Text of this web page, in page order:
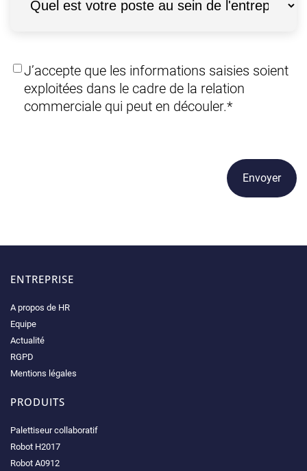
RGPD*
J’accepte que les informations saisies soient
exploitées dans le cadre de la relation
commerciale qui peut en découler.*
ENTREPRISE
A propos de HR
Equipe
Actualité
RGPD
Mentions légales
PRODUITS
Palettiseur collaboratif
Robot H2017
Robot A0912